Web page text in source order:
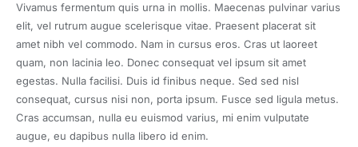
Vivamus fermentum quis urna in mollis. Maecenas pulvinar varius
elit, vel rutrum augue scelerisque vitae. Praesent placerat sit
amet nibh vel commodo. Nam in cursus eros. Cras ut laoreet
quam, non lacinia leo. Donec consequat vel ipsum sit amet
egestas. Nulla facilisi. Duis id finibus neque. Sed sed nisl
consequat, cursus nisi non, porta ipsum. Fusce sed ligula metus.
Cras accumsan, nulla eu euismod varius, mi enim vulputate
augue, eu dapibus nulla libero id enim.